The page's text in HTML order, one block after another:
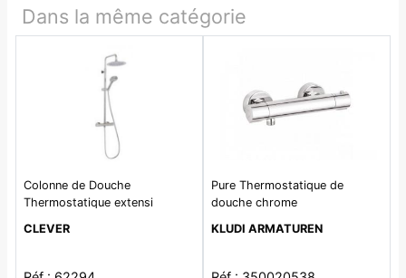
Dans la même catégorie
Colonne de Douche
Thermostatique extensi
CLEVER
Pure Thermostatique de
douche chrome
KLUDI ARMATUREN